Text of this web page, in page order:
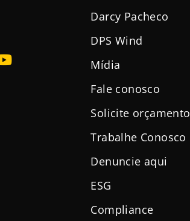
Darcy Pacheco
DPS Wind
Mídia
Fale conosco
Solicite orçamento
Trabalhe Conosco
Denuncie aqui
ESG
Compliance